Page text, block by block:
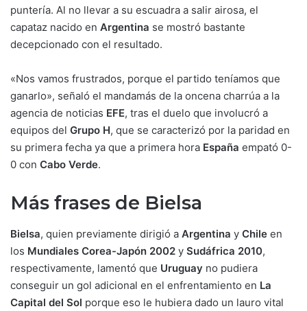
puntería. Al no llevar a su escuadra a salir airosa, el
capataz nacido en Argentina se mostró bastante
decepcionado con el resultado.
«Nos vamos frustrados, porque el partido teníamos que
ganarlo», señaló el mandamás de la oncena charrúa a la
agencia de noticias EFE, tras el duelo que involucró a
equipos del Grupo H, que se caracterizó por la paridad en
su primera fecha ya que a primera hora España empató 0-
0 con Cabo Verde.
Más frases de Bielsa
Bielsa, quien previamente dirigió a Argentina y Chile en
los Mundiales Corea-Japón 2002 y Sudáfrica 2010,
respectivamente, lamentó que Uruguay no pudiera
conseguir un gol adicional en el enfrentamiento en La
Capital del Sol porque eso le hubiera dado un lauro vital